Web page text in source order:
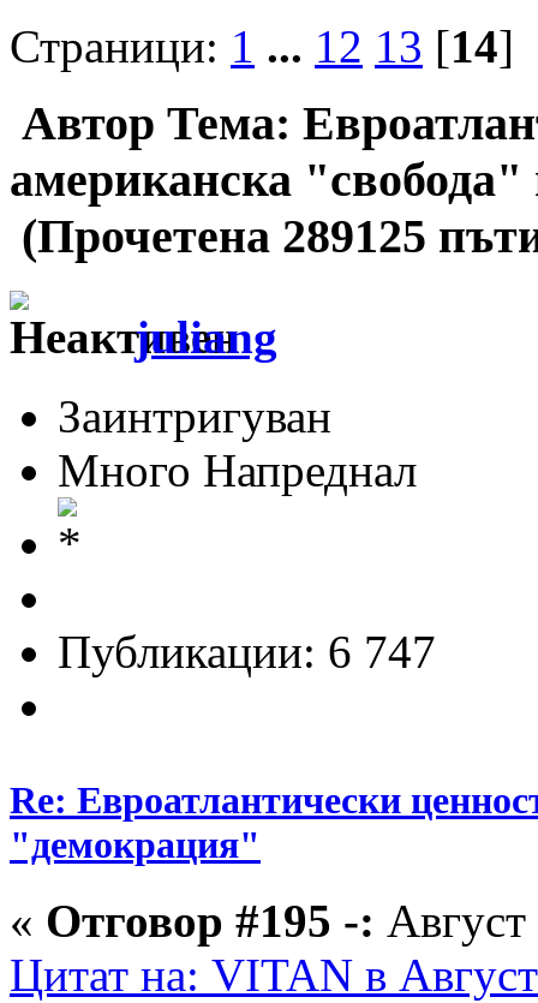
Страници: 1 ... 12 13 [14]
Автор Тема:
американска
(Прочетена 289125
juliang
Заинтригуван
Много Напреднал
Публикации: 6 747
Re: Евроатлантически
"демокрация"
« Отговор #195 -:
Цитат на: VITAN в